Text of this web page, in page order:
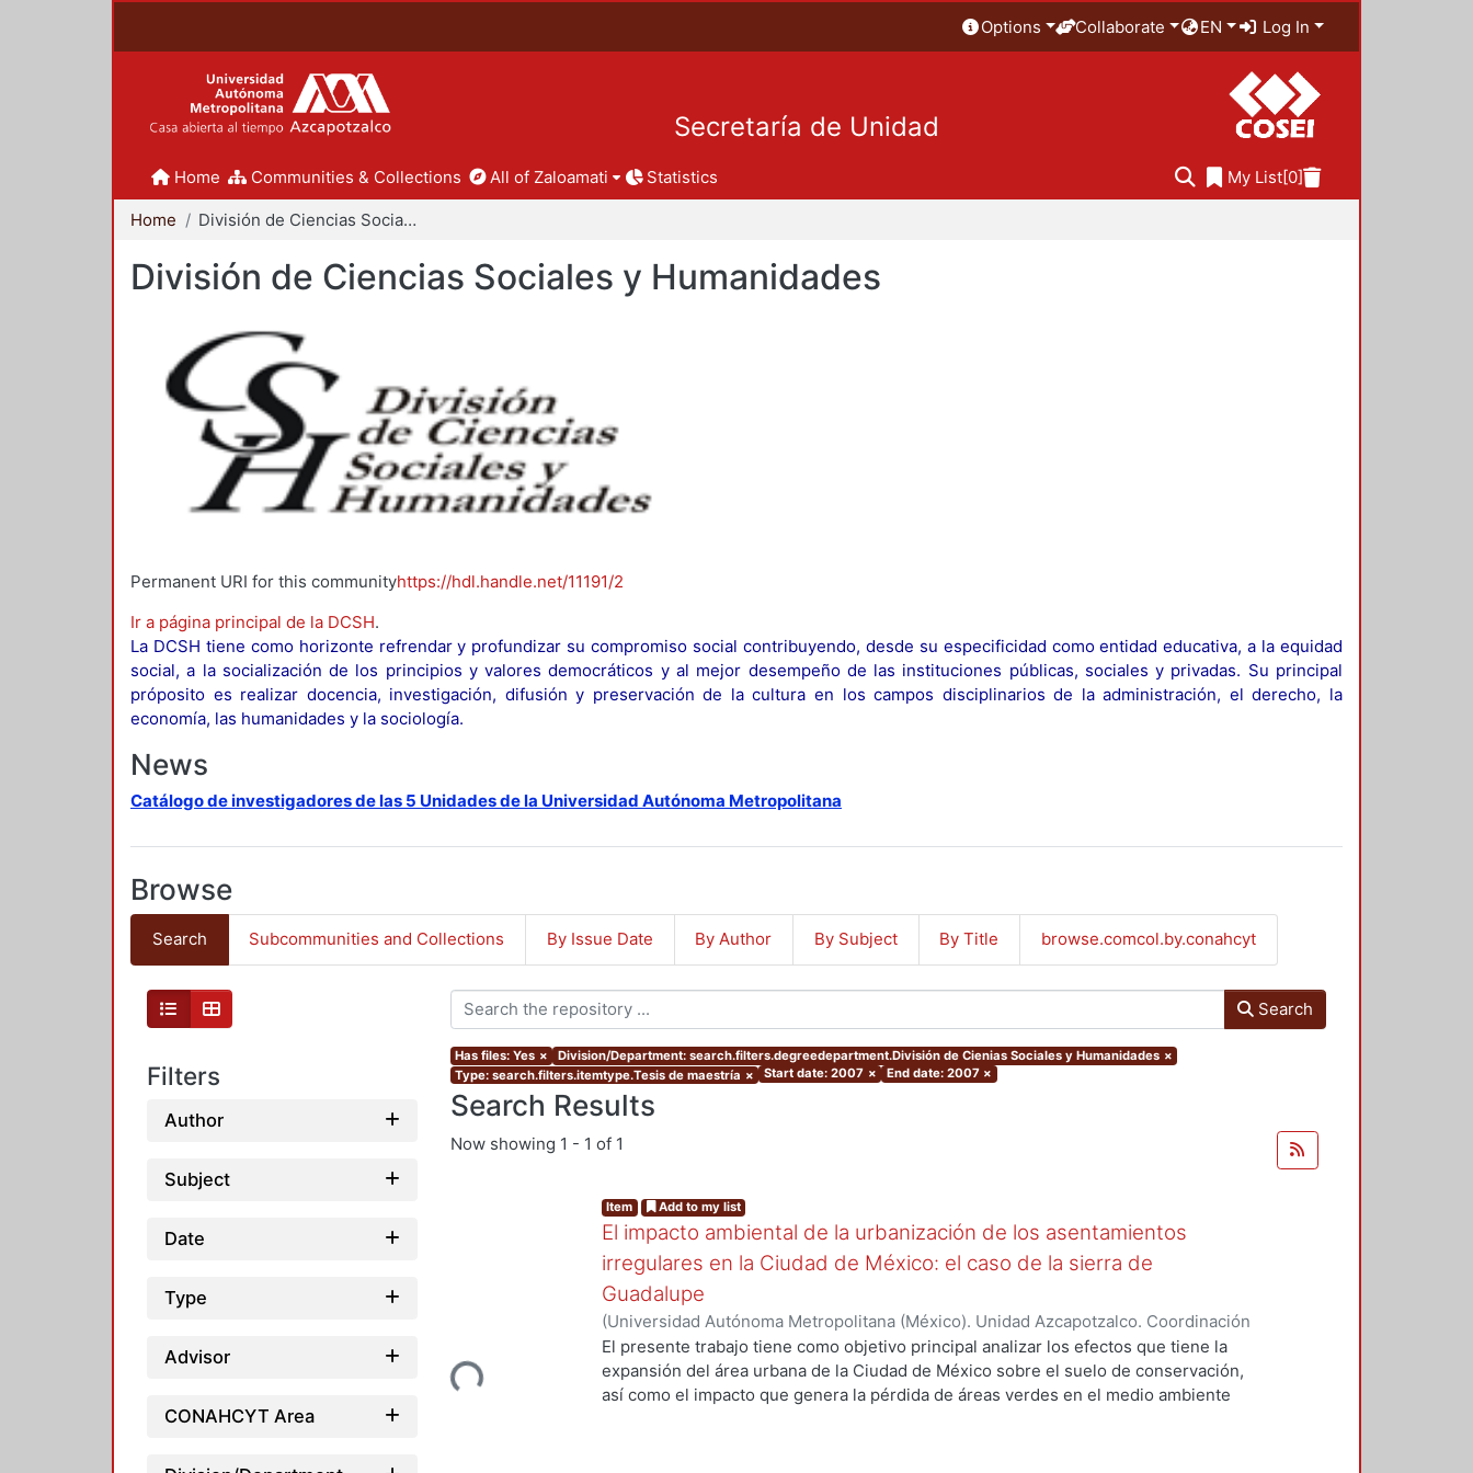
Options Collaborate EN Log In
Secretaría de Unidad
Home Communities & Collections All of Zaloamati Statistics My List[0]
Home División de Ciencias Sociales y Humanidades
División de Ciencias Sociales y Humanidades
Permanent URI for this communityhttps://hdl.handle.net/11191/2
Ir a página principal de la DCSH.
La DCSH tiene como horizonte refrendar y profundizar su compromiso social contribuyendo, desde su especificidad como entidad educativa, a la equidad
social, a la socialización de los principios y valores democráticos y al mejor desempeño de las instituciones públicas, sociales y privadas. Su principal
próposito es realizar docencia, investigación, difusión y preservación de la cultura en los campos disciplinarios de la administración, el derecho, la
economía, las humanidades y la sociología.
News
Catálogo de investigadores de las 5 Unidades de la Universidad Autónoma Metropolitana
Browse
Search Subcommunities and Collections By Issue Date By Author By Subject By Title browse.comcol.by.conahcyt
Filters
Author
Subject
Date
Type
Advisor
CONAHCYT Area
Search
Has files: Yes × Division/Department: search.filters.degreedepartment.División de Cienias Sociales y Humanidades ×
Type: search.filters.itemtype.Tesis de maestría × Start date: 2007 × End date: 2007 ×
Search Results
Now showing 1 - 1 of 1
Loading...
Item Add to my list
El impacto ambiental de la urbanización de los asentamientos
irregulares en la Ciudad de México: el caso de la sierra de
Guadalupe
(Universidad Autónoma Metropolitana (México). Unidad Azcapotzalco. Coordinación
de Servicios de Información.,2007-07) Cueto Mújica, Francisco Antonio
El presente trabajo tiene como objetivo principal analizar los efectos que tiene la
expansión del área urbana de la Ciudad de México sobre el suelo de conservación,
así como el impacto que genera la pérdida de áreas verdes en el medio ambiente